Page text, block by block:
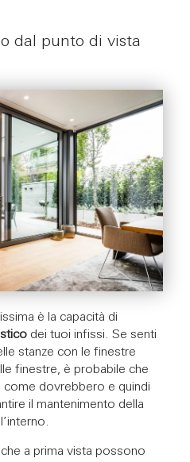
dal punto di vista
è la capacità di
dei tuoi infissi. Se senti
stanze con le finestre
finestre, è probabile che
come dovrebbero e quindi
il mantenimento della
a prima vista possono